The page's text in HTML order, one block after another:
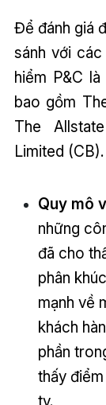
Để đánh giá
sánh với
hiểm P&C
bao gồm
The
Limited (CB).
Quy mô
những
đã cho
phân
mạnh về
khách
phần
thấy
ty.